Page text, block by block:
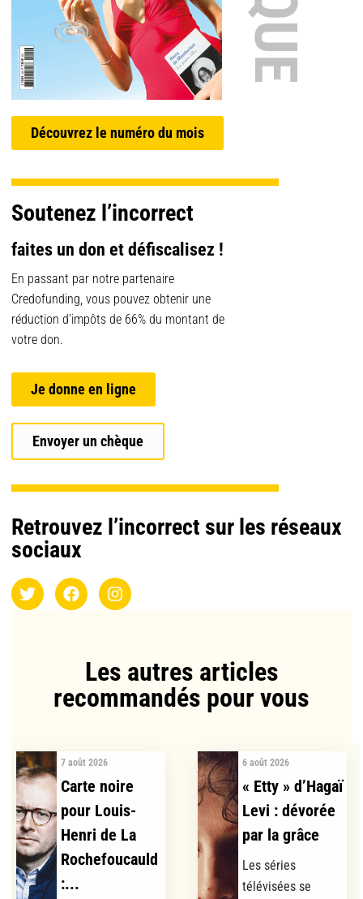
Découvrez le numéro du mois
Soutenez l’incorrect
faites un don et défiscalisez !
En passant par notre partenaire
Credofunding, vous pouvez obtenir une
réduction d’impôts de 66% du montant de
votre don.
Je donne en ligne
Envoyer un chèque
Retrouvez l’incorrect sur les réseaux
sociaux
Les autres articles
recommandés pour vous​
7 août 2026
Carte noire
pour Louis-
Henri de La
Rochefoucauld
:...
6 août 2026
« Etty » d’Hagaï
Levi : dévorée
par la grâce
Les séries
télévisées se